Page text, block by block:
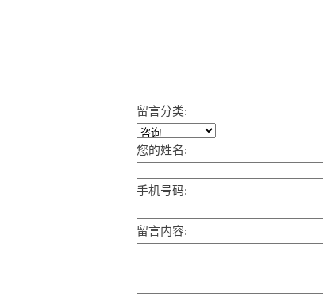
留言分类:
您的姓名:
手机号码:
留言内容: